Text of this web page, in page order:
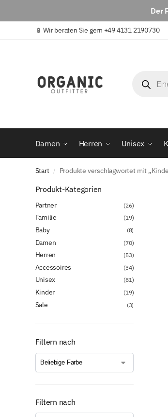
Der
📱Wir beraten Sie gern +49 4131 2190730
Damen Herren Unisex
Start / Produkte verschlagwortet mit
Produkt-Kategorien
Partner (26)
Familie (19)
Baby (8)
Damen (70)
Herren (53)
Accessoires (34)
Unisex (81)
Kinder (19)
Sale (3)
Filtern nach
Filtern nach